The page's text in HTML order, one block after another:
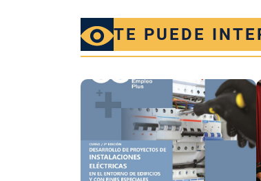
TE PUEDE